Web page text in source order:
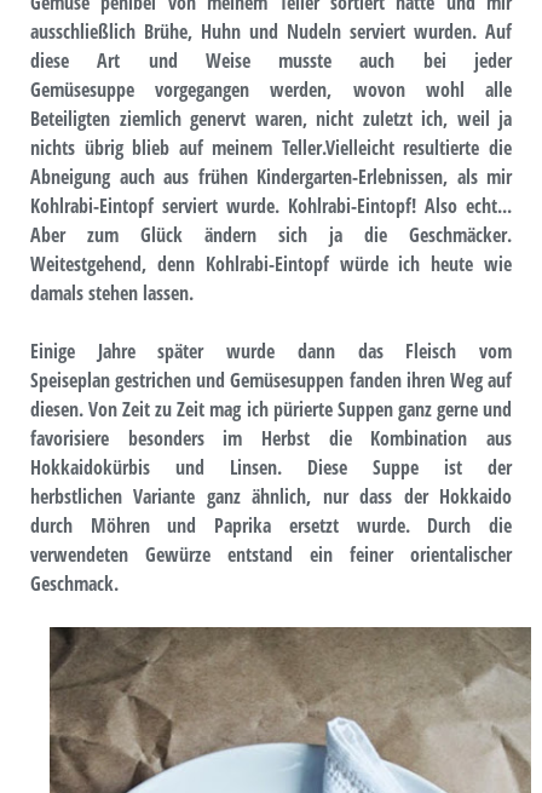
ausschließlich Brühe, Huhn und Nudeln serviert wurden. Auf
diese Art und Weise musste auch bei jeder
Gemüsesuppe vorgegangen werden, wovon wohl alle
Beteiligten ziemlich genervt waren, nicht zuletzt ich, weil ja
nichts übrig blieb auf meinem Teller.Vielleicht resultierte die
Abneigung auch aus frühen Kindergarten-Erlebnissen, als mir
Kohlrabi-Eintopf serviert wurde. Kohlrabi-Eintopf! Also echt...
Aber zum Glück ändern sich ja die Geschmäcker.
Weitestgehend, denn Kohlrabi-Eintopf würde ich heute wie
damals stehen lassen.
Einige Jahre später wurde dann das Fleisch vom
Speiseplan gestrichen und Gemüsesuppen fanden ihren Weg auf
diesen. Von Zeit zu Zeit mag ich pürierte Suppen ganz gerne und
favorisiere besonders im Herbst die Kombination aus
Hokkaidokürbis und Linsen. Diese Suppe ist der
herbstlichen Variante ganz ähnlich, nur dass der Hokkaido
durch Möhren und Paprika ersetzt wurde. Durch die
verwendeten Gewürze entstand ein feiner orientalischer
Geschmack.